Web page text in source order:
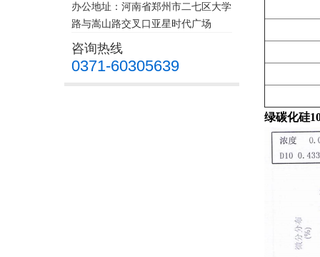
办公地址：河南省郑州市二七区大学
路与嵩山路交叉口亚星时代广场
咨询热线
0371-60305639
绿碳化硅